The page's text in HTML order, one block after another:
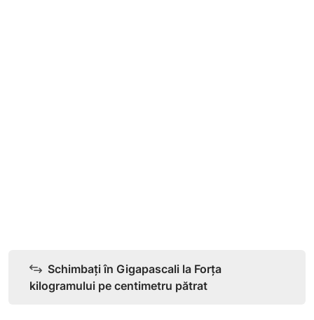
Schimbați în Gigapascali la Forța
kilogramului pe centimetru pătrat